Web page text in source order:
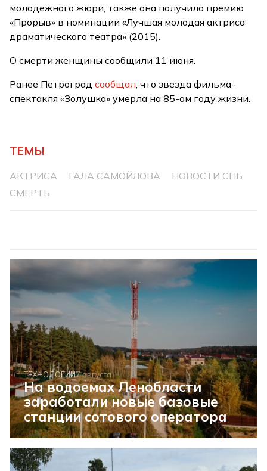
молодежного жюри, также она получила премию
«Прорыв» в номинации «Лучшая молодая актриса
драматического театра» (2015).
О смерти женщины сообщили 11 июня.
Ранее Петроградсообщал , что звезда фильма-
спектакля «Золушка» умерла на 85-ом году жизни.
ТЕМЫ
АКТРИСА ГАЛА САМОЙЛОВА
НОВОСТИ СПБ
СМЕРТЬ
ТЕХНОЛОГИИ7 августа
На водоемах Ленобласти
заработали новые базовые
станции сотового оператора